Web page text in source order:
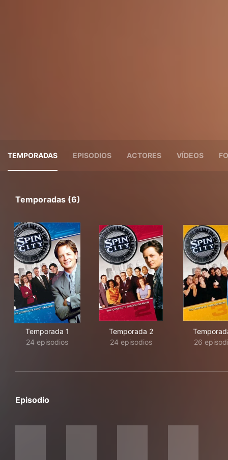
TEMPORADAS EPISODIOS ACTORES VÍDEOS
Temporadas (6)
Temporada 1
24 episodios
Temporada 2
24 episodios
26
Episodio